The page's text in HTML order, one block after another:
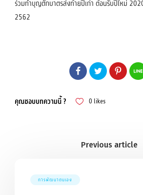
ร่วมทำบุญตักบาตรส่งท้ายปีเก่า ต้อนรับปีใหม่
2562
คุณชอบบทความนี้ ? 0 likes
การพัฒนาตนเอง